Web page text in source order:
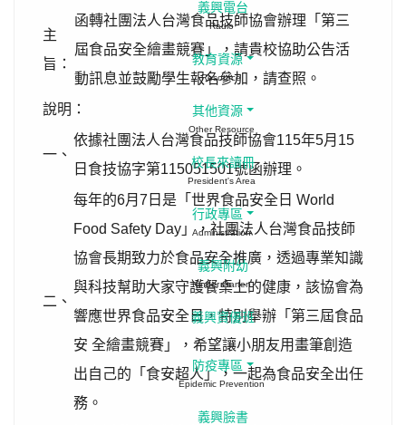
主
旨：
函轉社團法人台灣食品技師協會辦理「第三
屆食品安全繪畫競賽」，請貴校協助公告活
動訊息並鼓勵學生報名參加，請查照。
說明：
一、
依據社團法人台灣食品技師協會115年5月15
日食技協字第115051501號函辦理。
二、
每年的6月7日是「世界食品安全日 World
Food Safety Day」，社團法人台灣食品技師
協會長期致力於食品安全推廣，透過專業知識
與科技幫助大家守護餐桌上的健康，該協會為
響應世界食品安全日，特別舉辦「第三屆食品
安 全繪畫競賽」，希望讓小朋友用畫筆創造
出自己的「食安超人」，一起為食品安全出任
務。
義興電台
Radio
教育資源
Resource
其他資源
Other Resource
校長來讀冊
President's Area
行政專區
Administration
義興附幼
Kinder Garten
義興資優班
防疫專區
Epidemic Prevention
義興臉書